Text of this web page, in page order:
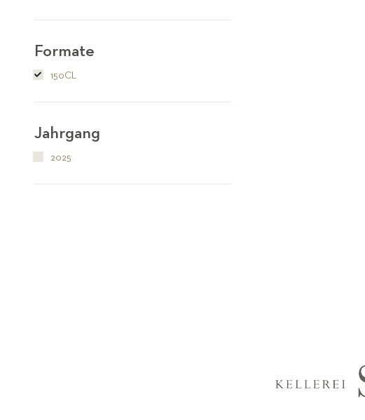
Formate
150CL
Jahrgang
2025